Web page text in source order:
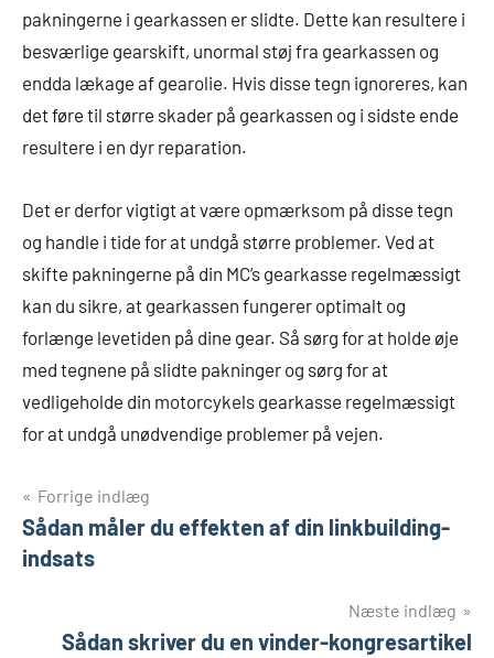
pakningerne i gearkassen er slidte. Dette kan resultere i
besværlige gearskift, unormal støj fra gearkassen og
endda lækage af gearolie. Hvis disse tegn ignoreres, kan
det føre til større skader på gearkassen og i sidste ende
resultere i en dyr reparation.
Det er derfor vigtigt at være opmærksom på disse tegn
og handle i tide for at undgå større problemer. Ved at
skifte pakningerne på din MC’s gearkasse regelmæssigt
kan du sikre, at gearkassen fungerer optimalt og
forlænge levetiden på dine gear. Så sørg for at holde øje
med tegnene på slidte pakninger og sørg for at
vedligeholde din motorcykels gearkasse regelmæssigt
for at undgå unødvendige problemer på vejen.
Indlægsnavigation
Forrige indlæg
Sådan måler du effekten af din linkbuilding-
indsats
Næste indlæg
Sådan skriver du en vinder-kongresartikel